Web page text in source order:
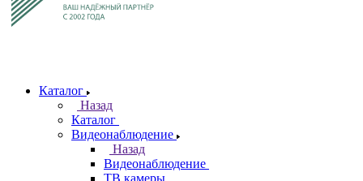
Каталог
Назад
Каталог
Видеонаблюдение
Назад
Видеонаблюдение
ТВ камеры